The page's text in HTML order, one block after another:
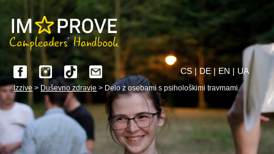
CS | DE | EN | UA
Izzive >Duševno zdravje > Delo z osebami s psihološkimi travmami